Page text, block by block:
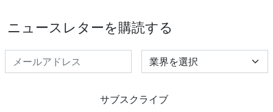
ニュースレターを購読する
Select Industry
サブスクライブ